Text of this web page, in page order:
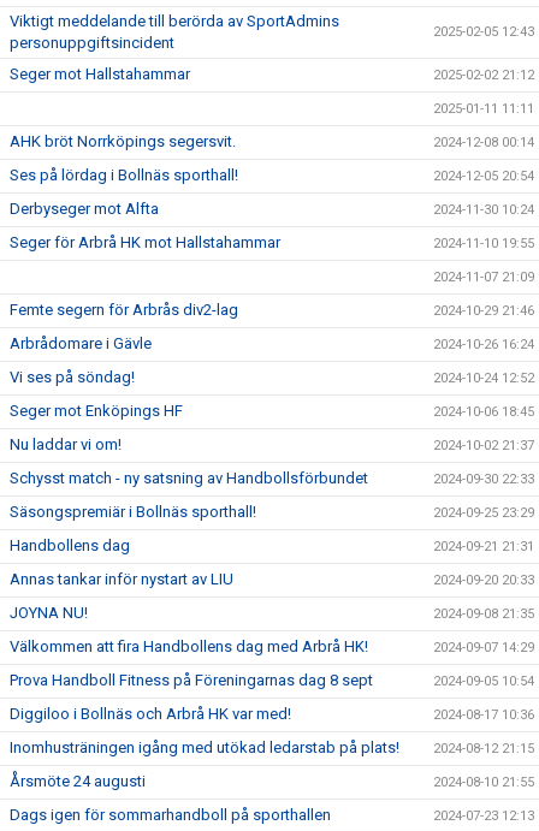
Viktigt meddelande till berörda av SportAdmins
personuppgiftsincident
2025-02-05 12:43
Seger mot Hallstahammar 2025-02-02 21:12
2025-01-11 11:11
AHK bröt Norrköpings segersvit. 2024-12-08 00:14
Ses på lördag i Bollnäs sporthall! 2024-12-05 20:54
Derbyseger mot Alfta 2024-11-30 10:24
Seger för Arbrå HK mot Hallstahammar 2024-11-10 19:55
2024-11-07 21:09
Femte segern för Arbrås div2-lag 2024-10-29 21:46
Arbrådomare i Gävle 2024-10-26 16:24
Vi ses på söndag! 2024-10-24 12:52
Seger mot Enköpings HF 2024-10-06 18:45
Nu laddar vi om! 2024-10-02 21:37
Schysst match - ny satsning av Handbollsförbundet 2024-09-30 22:33
Säsongspremiär i Bollnäs sporthall! 2024-09-25 23:29
Handbollens dag 2024-09-21 21:31
Annas tankar inför nystart av LIU 2024-09-20 20:33
JOYNA NU! 2024-09-08 21:35
Välkommen att fira Handbollens dag med Arbrå HK! 2024-09-07 14:29
Prova Handboll Fitness på Föreningarnas dag 8 sept 2024-09-05 10:54
Diggiloo i Bollnäs och Arbrå HK var med! 2024-08-17 10:36
Inomhusträningen igång med utökad ledarstab på plats! 2024-08-12 21:15
Årsmöte 24 augusti 2024-08-10 21:55
Dags igen för sommarhandboll på sporthallen 2024-07-23 12:13